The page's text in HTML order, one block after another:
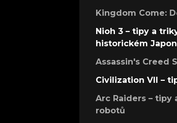
Kingdom Come:
Nioh 3 – tipy a
historickém
Assassin's Creed
Civilization VII –
Arc Raiders – tipy
robotů